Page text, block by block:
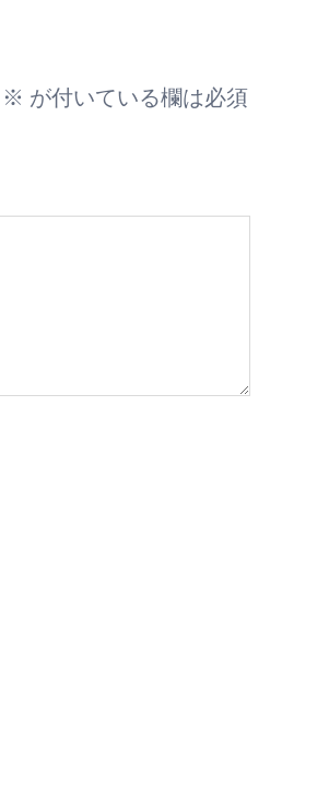
※ が付いている欄は必須